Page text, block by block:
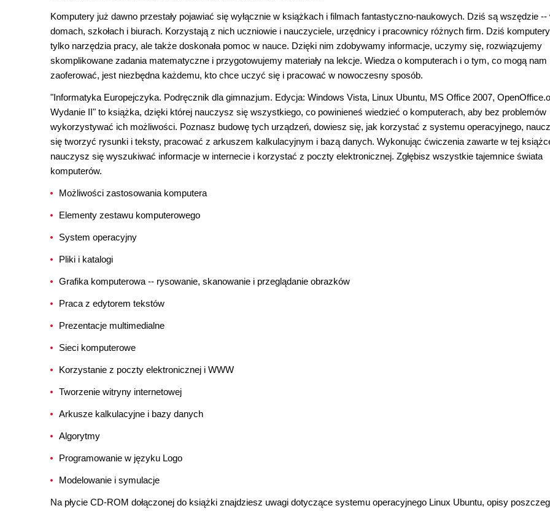
Komputery już dawno przestały pojawiać się wyłącznie w książkach i filmach fantastyczno-naukowych. Dziś są wszędzie --
domach, szkołach i biurach. Korzystają z nich uczniowie i nauczyciele, urzędnicy i pracownicy różnych firm. Dziś
tylko narzędzia pracy, ale także doskonała pomoc w nauce. Dzięki nim zdobywamy informacje, uczymy się, rozwiązujemy
skomplikowane zadania matematyczne i przygotowujemy materiały na lekcje. Wiedza o komputerach i o tym, co mogą nam
zaoferować, jest niezbędna każdemu, kto chce uczyć się i pracować w nowoczesny sposób.
"Informatyka Europejczyka. Podręcznik dla gimnazjum. Edycja: Windows Vista, Linux Ubuntu, MS Office 2007,
Wydanie II" to książka, dzięki której nauczysz się wszystkiego, co powinieneś wiedzieć o komputerach, aby bez problemów
wykorzystywać ich możliwości. Poznasz budowę tych urządzeń, dowiesz się, jak korzystać z systemu operacyjnego,
się tworzyć rysunki i teksty, pracować z arkuszem kalkulacyjnym i bazą danych. Wykonując ćwiczenia zawarte w tej
nauczysz się wyszukiwać informacje w internecie i korzystać z poczty elektronicznej. Zgłębisz wszystkie tajemnice świata
komputerów.
Możliwości zastosowania komputera
Elementy zestawu komputerowego
System operacyjny
Pliki i katalogi
Grafika komputerowa -- rysowanie, skanowanie i przeglądanie obrazków
Praca z edytorem tekstów
Prezentacje multimedialne
Sieci komputerowe
Korzystanie z poczty elektronicznej i WWW
Tworzenie witryny internetowej
Arkusze kalkulacyjne i bazy danych
Algorytmy
Programowanie w języku Logo
Modelowanie i symulacje
Na płycie CD-ROM dołączonej do książki znajdziesz uwagi dotyczące systemu operacyjnego Linux Ubuntu, opisy